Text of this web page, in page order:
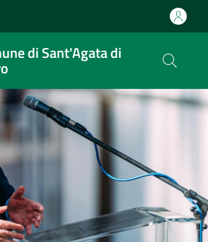
di Sant'Agata di